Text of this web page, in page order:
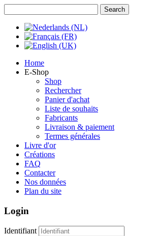
Home
E-Shop
Shop
Rechercher
Panier d'achat
Liste de souhaits
Fabricants
Livraison & paiement
Termes générales
Livre d'or
Créations
FAQ
Contacter
Nos données
Plan du site
Login
Identifiant